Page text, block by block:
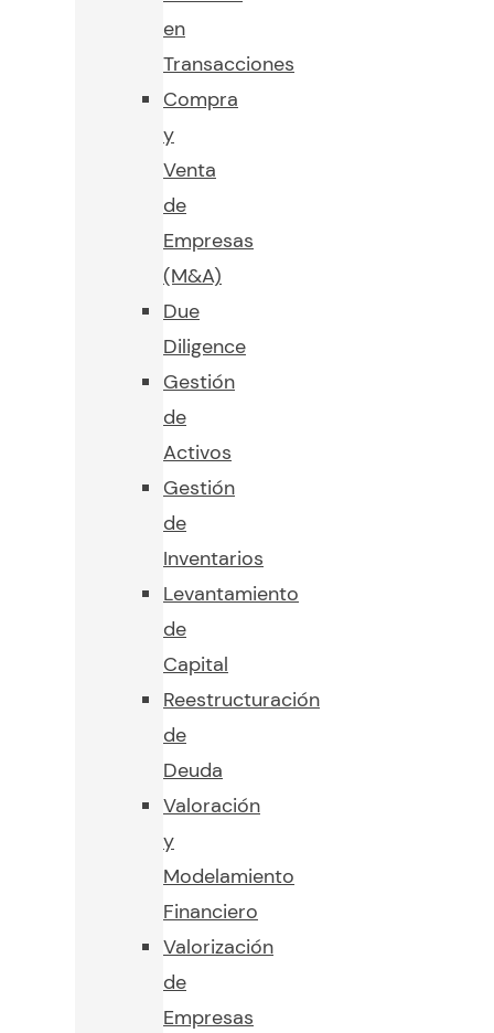
en
Transacciones
Compra
y
Venta
de
Empresas
(M&A)
Due
Diligence
Gestión
de
Activos
Gestión
de
Inventarios
Levantamiento
de
Capital
Reestructuración
de
Deuda
Valoración
y
Modelamiento
Financiero
Valorización
de
Empresas